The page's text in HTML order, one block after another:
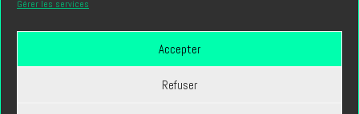
Gérer les services
Accepter
Refuser